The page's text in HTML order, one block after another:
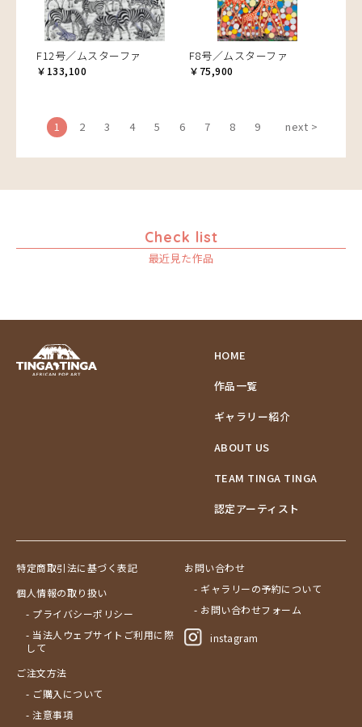
F12号／ムスターファ
￥133,100
F8号／ムスターファ
￥75,900
1 2 3 4 5 6 7 8 9 next >
Check list
最近見た作品
HOME
作品一覧
ギャラリー紹介
ABOUT US
TEAM TINGA TINGA
認定アーティスト
特定商取引法に基づく表記
個人情報の取り扱い
- プライバシーポリシー
- 当法人ウェブサイトご利用に際
して
ご注文方法
- ご購入について
- 注意事項
お問い合わせ
- ギャラリーの予約について
- お問い合わせフォーム
instagram